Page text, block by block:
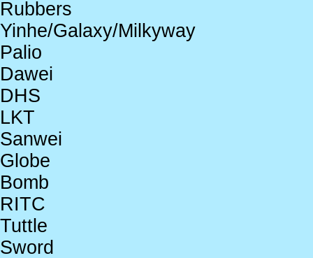
Rubbers
Yinhe/Galaxy/Milkyway
Palio
Dawei
DHS
LKT
Sanwei
Globe
Bomb
RITC
Tuttle
Sword